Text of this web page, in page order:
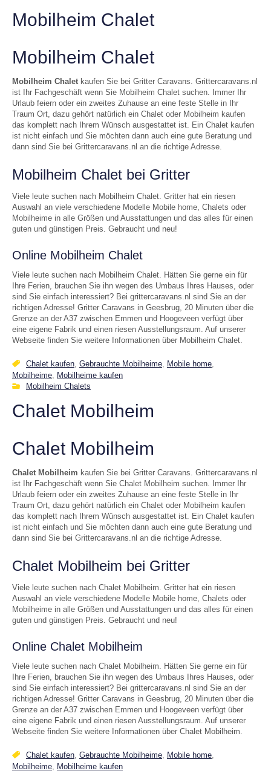
Mobilheim Chalet
Mobilheim Chalet
Mobilheim Chalet kaufen Sie bei Gritter Caravans. Grittercaravans.nl
ist Ihr Fachgeschäft wenn Sie Mobilheim Chalet suchen. Immer Ihr
Urlaub feiern oder ein zweites Zuhause an eine feste Stelle in Ihr
Traum Ort, dazu gehört natürlich ein Chalet oder Mobilheim kaufen
das komplett nach Ihrem Wünsch ausgestattet ist. Ein Chalet kaufen
ist nicht einfach und Sie möchten dann auch eine gute Beratung und
dann sind Sie bei Grittercaravans.nl an die richtige Adresse.
Mobilheim Chalet bei Gritter
Viele leute suchen nach Mobilheim Chalet. Gritter hat ein riesen
Auswahl an viele verschiedene Modelle Mobile home, Chalets oder
Mobilheime in alle Größen und Ausstattungen und das alles für einen
guten und günstigen Preis. Gebraucht und neu!
Online Mobilheim Chalet
Viele leute suchen nach Mobilheim Chalet. Hätten Sie gerne ein für
Ihre Ferien, brauchen Sie ihn wegen des Umbaus Ihres Hauses, oder
sind Sie einfach interessiert? Bei grittercaravans.nl sind Sie an der
richtigen Adresse! Gritter Caravans in Geesbrug, 20 Minuten über die
Grenze an der A37 zwischen Emmen und Hoogeveen verfügt über
eine eigene Fabrik und einen riesen Ausstellungsraum. Auf unserer
Webseite finden Sie weitere Informationen über Mobilheim Chalet.
Chalet kaufen Gebrauchte Mobilheime Mobile home
Mobilheime Mobilheime kaufen
Mobilheim Chalets
Chalet Mobilheim
Chalet Mobilheim
Chalet Mobilheim kaufen Sie bei Gritter Caravans. Grittercaravans.nl
ist Ihr Fachgeschäft wenn Sie Chalet Mobilheim suchen. Immer Ihr
Urlaub feiern oder ein zweites Zuhause an eine feste Stelle in Ihr
Traum Ort, dazu gehört natürlich ein Chalet oder Mobilheim kaufen
das komplett nach Ihrem Wünsch ausgestattet ist. Ein Chalet kaufen
ist nicht einfach und Sie möchten dann auch eine gute Beratung und
dann sind Sie bei Grittercaravans.nl an die richtige Adresse.
Chalet Mobilheim bei Gritter
Viele leute suchen nach Chalet Mobilheim. Gritter hat ein riesen
Auswahl an viele verschiedene Modelle Mobile home, Chalets oder
Mobilheime in alle Größen und Ausstattungen und das alles für einen
guten und günstigen Preis. Gebraucht und neu!
Online Chalet Mobilheim
Viele leute suchen nach Chalet Mobilheim. Hätten Sie gerne ein für
Ihre Ferien, brauchen Sie ihn wegen des Umbaus Ihres Hauses, oder
sind Sie einfach interessiert? Bei grittercaravans.nl sind Sie an der
richtigen Adresse! Gritter Caravans in Geesbrug, 20 Minuten über die
Grenze an der A37 zwischen Emmen und Hoogeveen verfügt über
eine eigene Fabrik und einen riesen Ausstellungsraum. Auf unserer
Webseite finden Sie weitere Informationen über Chalet Mobilheim.
Chalet kaufen Gebrauchte Mobilheime Mobile home
Mobilheime Mobilheime kaufen